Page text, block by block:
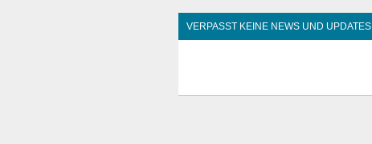
VERPASST KEINE NEWS UND UPDATES